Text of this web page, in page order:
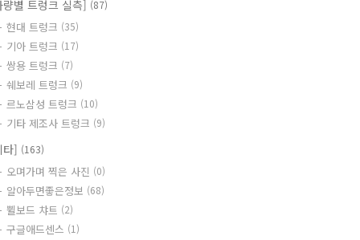
량별 트렁크 실측] (87)
현대 트렁크 (35)
기아 트렁크 (17)
쌍용 트렁크 (7)
쉐보레 트렁크 (9)
르노삼성 트렁크 (10)
기타 제조사 트렁크 (9)
타] (163)
오며가며 찍은 사진 (0)
알아두면좋은정보 (68)
쀨보드 챠트 (2)
구글애드센스 (1)